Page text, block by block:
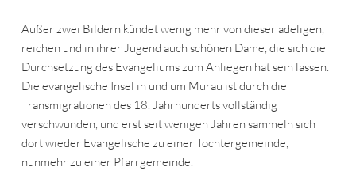
Außer zwei Bildern kündet wenig mehr von dieser adeligen,
reichen und in ihrer Jugend auch schönen Dame, die sich die
Durchsetzung des Evangeliums zum Anliegen hat sein lassen.
Die evangelische Insel in und um Murau ist durch die
Transmigrationen des 18. Jahrhunderts vollständig
verschwunden, und erst seit wenigen Jahren sammeln sich
dort wieder Evangelische zu einer Tochtergemeinde,
nunmehr zu einer Pfarrgemeinde.